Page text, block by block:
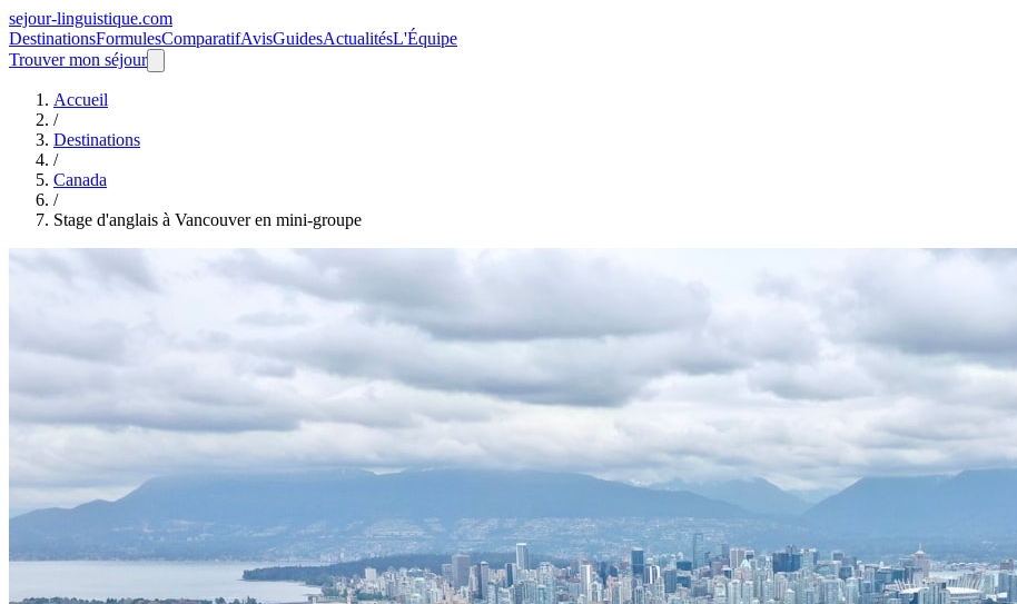
sejour-linguistique.com
DestinationsFormulesComparatifAvisGuidesActualitésL'Équipe
Trouver mon séjour
Accueil
/
Destinations
/
Canada
/
Stage d'anglais à Vancouver en mini-groupe